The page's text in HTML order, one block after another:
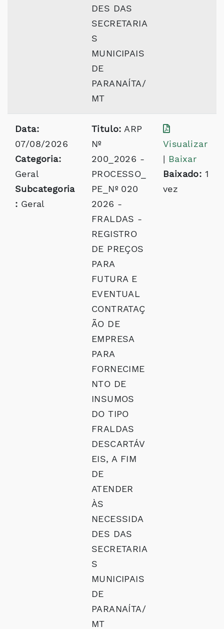
DES DAS
SECRETARIA
S
MUNICIPAIS
DE
PARANAÍTA/
MT
Data:
07/08/2026
Categoria:
Geral
Subcategoria
: Geral
Titulo: ARP
Nº
200_2026 -
PROCESSO_
PE_Nº 020
2026 -
FRALDAS -
REGISTRO
DE PREÇOS
PARA
FUTURA E
EVENTUAL
CONTRATAÇ
ÃO DE
EMPRESA
PARA
FORNECIME
NTO DE
INSUMOS
DO TIPO
FRALDAS
DESCARTÁV
EIS, A FIM
DE
ATENDER
ÀS
NECESSIDA
DES DAS
SECRETARIA
S
MUNICIPAIS
DE
PARANAÍTA/
MT
Visualizar
| Baixar
Baixado: 1
vez